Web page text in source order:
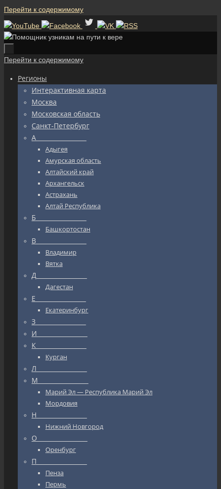
Перейти к содержимому
Перейти к содержимому
Регионы
Интерактивная карта
Москва
Московская область
Санкт-Петербург
А_________________
Адыгея
Амурская область
Алтайский край
Архангельск
Астрахань
Алтай Республика
Б_________________
Башкортостан
В_________________
Владимир
Вятка
Д_________________
Дагестан
Е_________________
Екатеринбург
З_________________
И_________________
К_________________
Курган
Л_________________
М_________________
Марий Эл — Республика Марий Эл
Мордовия
Н_________________
Нижний Новгород
О_________________
Оренбург
П_________________
Пенза
Пермь